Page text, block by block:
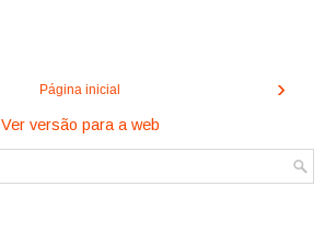
›
Página inicial
Ver versão para a web